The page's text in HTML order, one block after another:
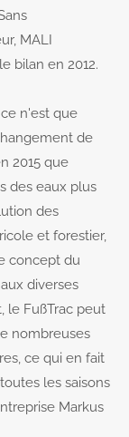
MALI
bilan en 2012.
n'est que
de
2015 que
des eaux plus
des
et forestier,
concept du
diverses
le FußTrac peut
nombreuses
ce qui en fait
les saisons
Markus